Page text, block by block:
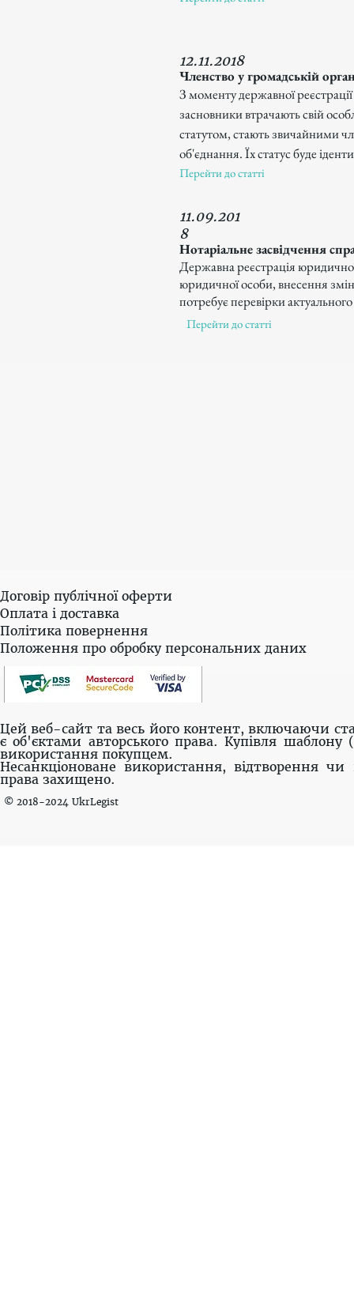
Членство у громадській
З моменту державної
засновники втрачають свій
статутом, стають звичайними
об'єднання. Їх статус буде
12.11.2018
Перейти до статті
Нотаріальне засвідчення
Державна реєстрація
юридичної особи, внесення
потребує перевірки
11.09.201
8
Перейти до статті
Договір публічної оферти
Оплата і доставка
Політика повернення
Положення про обробку персональних даних
Цей веб-сайт та весь його контент, включаючи
є об'єктами авторського права. Купівля шаблону
використання покупцем.
Несанкціоноване використання, відтворення
права захищено.
© 2018-2024 UkrLegist